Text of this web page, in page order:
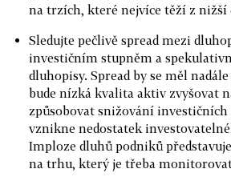
na trzích, které nejvíce těží z nižší
Sledujte pečlivě spread mezi
investičním stupněm a
dluhopisy. Spread by se měl
bude nízká kvalita aktiv zvyšovat
způsobovat snižování
vznikne nedostatek
Imploze dluhů podniků
na trhu, který je třeba